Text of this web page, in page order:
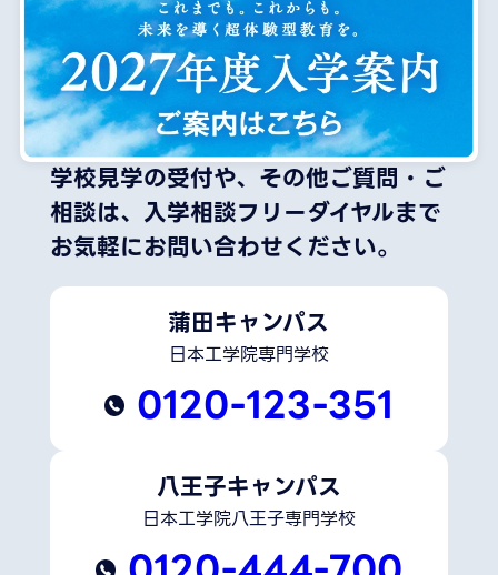
学校見学の受付や、その他ご質問・ご
相談は、 入学相談フリーダイヤルまで
お気軽にお問い合わせください。
蒲田キャンパス
日本工学院専門学校
0120-123-351
八王子キャンパス
日本工学院八王子専門学校